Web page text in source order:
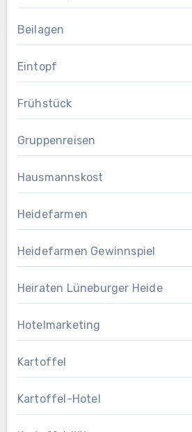
Beilagen
Eintopf
Frühstück
Gruppenreisen
Hausmannskost
Heidefarmen
Heidefarmen Gewinnspiel
Heiraten Lüneburger Heide
Hotelmarketing
Kartoffel
Kartoffel-Hotel